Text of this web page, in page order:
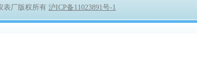
表厂版权所有 沪ICP备11023891号-1